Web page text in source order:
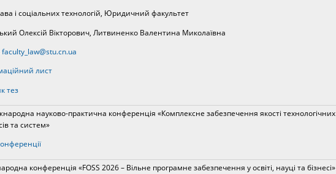
і соціальних технологій, Юридичний факультет
Олексій Вікторович, Литвиненко Валентина Миколаївна
faculty_law@stu.cn.ua
лист
тез
науково-практична конференція «Комплексне забезпечення якості технологічних
та систем»
конференція «FOSS 2026 – Вільне програмне забезпечення у освіті, науці та бізнесі»